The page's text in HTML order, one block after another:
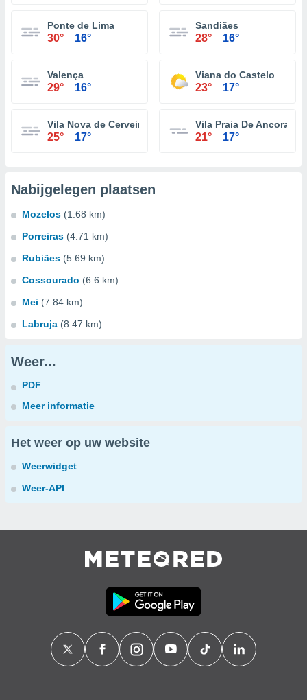
Ponte de Lima
30° 16°
Sandiães
28° 16°
Valença
29° 16°
Viana do Castelo
23° 17°
Vila Nova de Cerveira
25° 17°
Vila Praia De Ancora
21° 17°
Nabijgelegen plaatsen
Mozelos (1.68 km)
Porreiras (4.71 km)
Rubiães (5.69 km)
Cossourado (6.6 km)
Mei (7.84 km)
Labruja (8.47 km)
Weer...
PDF
Meer informatie
Het weer op uw website
Weerwidget
Weer-API